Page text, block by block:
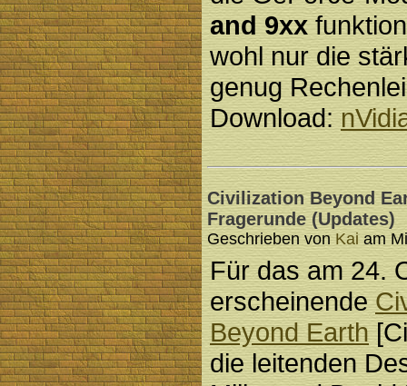
and 9xx
wohl nur die
genug
Download:
Civilization Beyond
Fragerunde (Updates)
Geschrieben vonKai am
Für das am 24.
erscheinende
Beyond Earth
die leitenden